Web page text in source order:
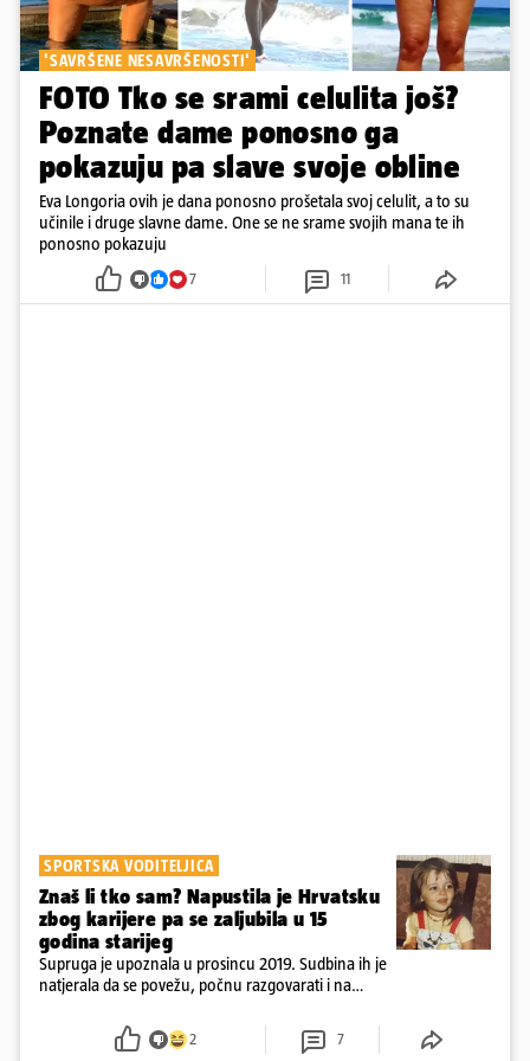
'SAVRŠENE NESAVRŠENOSTI'
FOTO Tko se srami celulita još?
Poznate dame ponosno ga
pokazuju pa slave svoje obline
Eva Longoria ovih je dana ponosno prošetala svoj celulit, a to su
učinile i druge slavne dame. One se ne srame svojih mana te ih
ponosno pokazuju
7 11
SPORTSKA VODITELJICA
Znaš li tko sam? Napustila je Hrvatsku
zbog karijere pa se zaljubila u 15
godina starijeg
Supruga je upoznala u prosincu 2019. Sudbina ih je
natjerala da se povežu, počnu razgovarati i na
2 7